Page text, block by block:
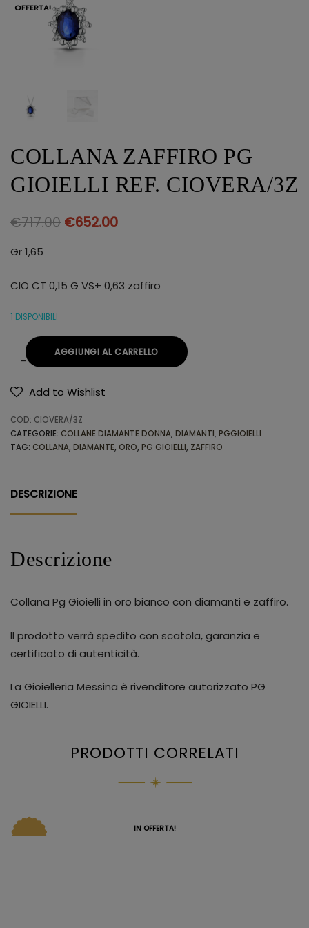
OFFERTA!
COLLANA ZAFFIRO PG
GIOIELLI REF. CIOVERA/3Z
€717.00 €652.00
Gr 1,65
CIO CT 0,15 G VS+ 0,63 zaffiro
1 DISPONIBILI
AGGIUNGI AL CARRELLO
Add to Wishlist
COD: CIOVERA/3Z
CATEGORIE: COLLANE DIAMANTE DONNA, DIAMANTI, PGGIOIELLI
TAG: COLLANA, DIAMANTE, ORO, PG GIOIELLI, ZAFFIRO
DESCRIZIONE
Descrizione
Collana Pg Gioielli in oro bianco con diamanti e zaffiro.
Il prodotto verrà spedito con scatola, garanzia e
certificato di autenticità.
La Gioielleria Messina è rivenditore autorizzato PG
GIOIELLI.
PRODOTTI CORRELATI
IN OFFERTA!